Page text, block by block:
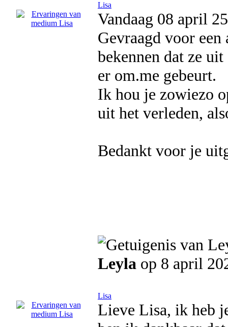
Lisa
Vandaag 08 april
Gevraagd voor
bekennen dat ze
er om.me gebeurt.
Ik hou je zowiezo
uit het verleden,
Bedankt voor je
Leyla op 8 april
Lisa
Lieve Lisa, ik heb